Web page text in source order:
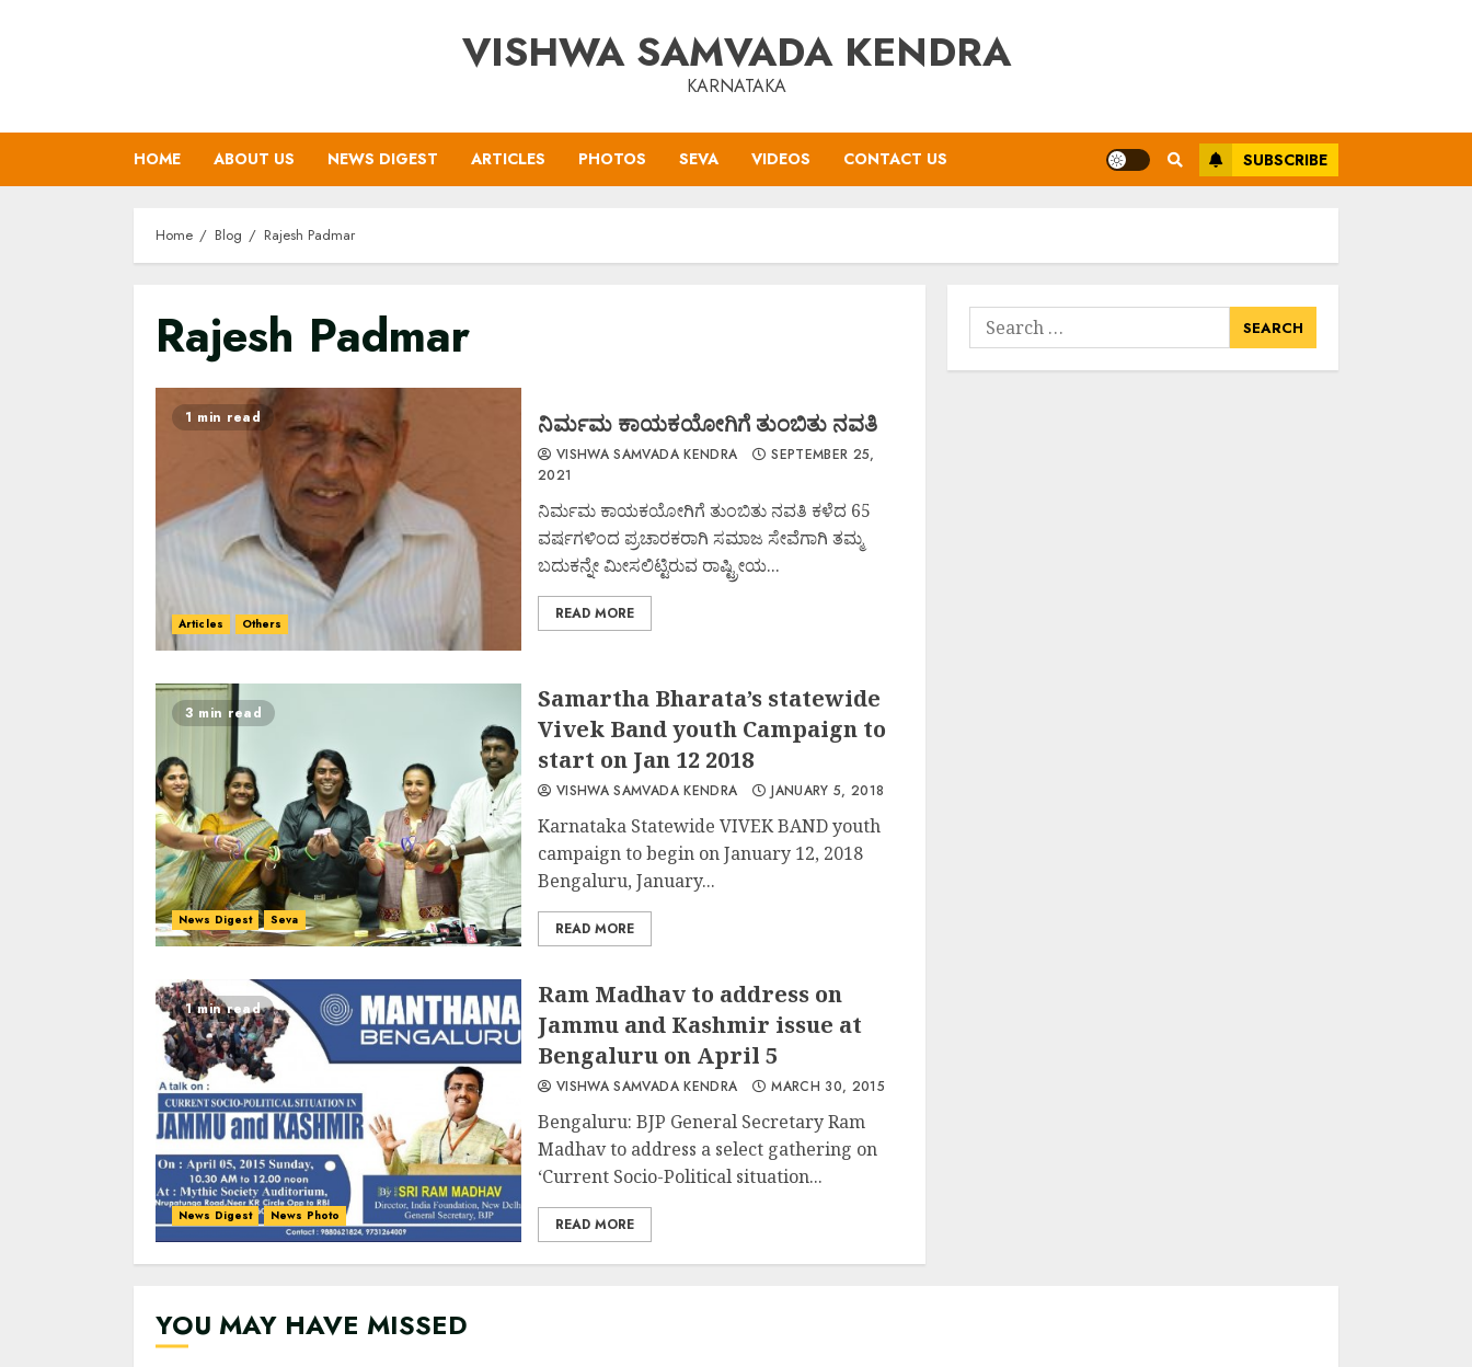
VISHWA SAMVADA KENDRA
KARNATAKA
HOME ABOUT US NEWS DIGEST ARTICLES PHOTOS SEVA VIDEOS CONTACT US SUBSCRIBE
Home Blog Rajesh Padmar
Rajesh Padmar
1 min read
Articles Others
ನಿರ್ಮಮ ಕಾಯಕಯೋಗಿಗೆ ತುಂಬಿತು ನವತಿ
VISHWA SAMVADA KENDRA
SEPTEMBER 25,
2021
ನಿರ್ಮಮ ಕಾಯಕಯೋಗಿಗೆ ತುಂಬಿತು ನವತಿ ಕಳೆದ 65
ವರ್ಷಗಳಿಂದ ಪ್ರಚಾರಕರಾಗಿ ಸಮಾಜ ಸೇವೆಗಾಗಿ ತಮ್ಮ
ಬದುಕನ್ನೇ ಮೀಸಲಿಟ್ಟಿರುವ ರಾಷ್ಟ್ರೀಯ...
READ MORE
3 min read
News Digest Seva
Samartha Bharata’s statewide
Vivek Band youth Campaign to
start on Jan 12 2018
VISHWA SAMVADA KENDRA JANUARY 5, 2018
Karnataka Statewide VIVEK BAND youth
campaign to begin on January 12, 2018
Bengaluru, January...
READ MORE
1 min read
News Digest News Photo
Ram Madhav to address on
Jammu and Kashmir issue at
Bengaluru on April 5
VISHWA SAMVADA KENDRA MARCH 30, 2015
Bengaluru: BJP General Secretary Ram
Madhav to address a select gathering on
‘Current Socio-Political situation...
READ MORE
Search
for:
YOU MAY HAVE MISSED